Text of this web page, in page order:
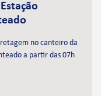
no canteiro da
a partir das 07h